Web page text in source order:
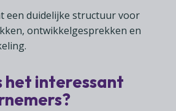
een duidelijke structuur voor
ontwikkelgesprekken en
het interessant